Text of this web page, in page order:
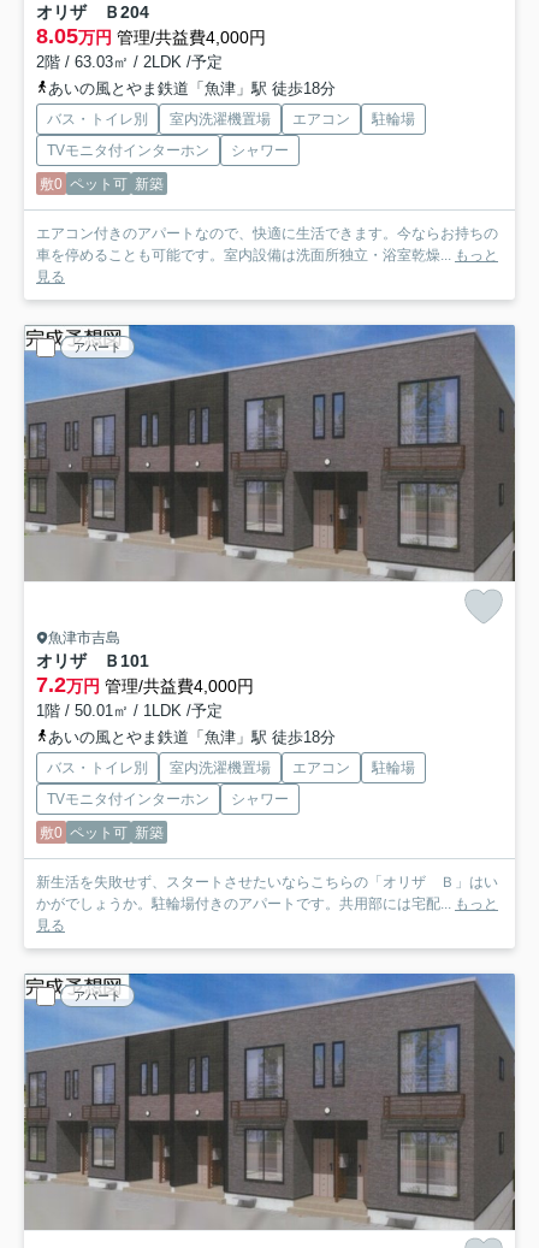
オリザ Ｂ204
8.05万円 管理/共益費4,000円
2階 / 63.03㎡ / 2LDK /予定
あいの風とやま鉄道「魚津」駅 徒歩18分
バス・トイレ別 室内洗濯機置場 エアコン
駐輪場
TVモニタ付インターホン
シャワー
敷0 ペット可 新築
エアコン付きのアパートなので、快適に生活できます。今ならお持ちの
車を停めることも可能です。室内設備は洗面所独立・浴室乾燥... もっと
見る
アパート
魚津市吉島
オリザ Ｂ 101
7.2万円 管理/共益費4,000円
1階 / 50.01㎡ / 1LDK /予定
あいの風とやま鉄道「魚津」駅 徒歩18分
バス・トイレ別 室内洗濯機置場 エアコン
駐輪場
TVモニタ付インターホン
シャワー
敷0 ペット可 新築
新生活を失敗せず、スタートさせたいならこちらの「オリザ Ｂ」はい
かがでしょうか。駐輪場付きのアパートです。共用部には宅配... もっと
見る
アパート